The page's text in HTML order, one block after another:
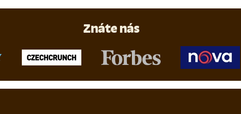
Znáte nás